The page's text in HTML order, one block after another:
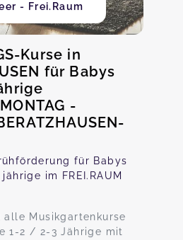
- Frei.Raum
Kurse in
für Babys
-
für Babys
im FREI.RAUM
alle Musikgartenkurse
1-2 / 2-3 Jährige mit